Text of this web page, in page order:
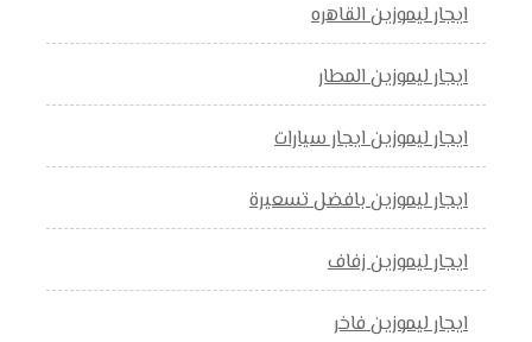
ايجار ليموزين القاهره
ايجار ليموزين المطار
ايجار ليموزين ايجار سيارات
ايجار ليموزين بافضل تسعيرة
ايجار ليموزين زفاف
ايجار ليموزين فاخر